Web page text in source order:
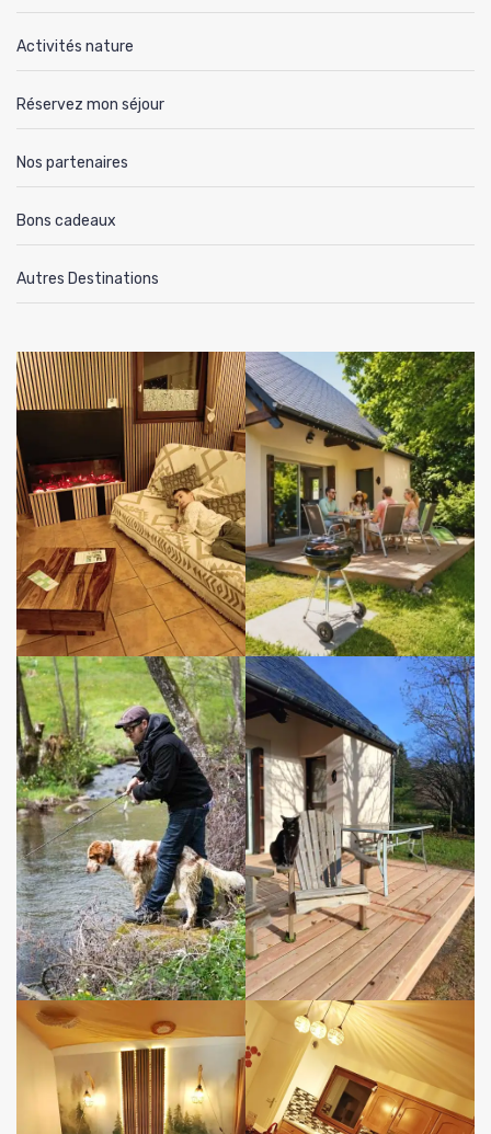
Activités nature
Réservez mon séjour
Nos partenaires
Bons cadeaux
Autres Destinations